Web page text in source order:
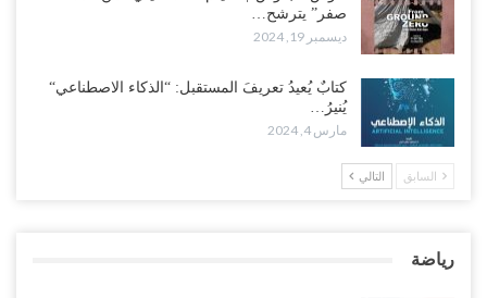
صفر” يترشح…
ديسمبر 19, 2024
كتابٌ يُعيدُ تعريفَ المستقبل: “الذكاء الاصطناعي“
يُنيرُ…
مارس 4, 2024
السابق التالي
رياضة